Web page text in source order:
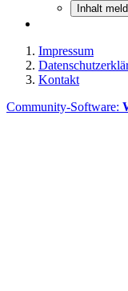
Inhalt
Impressum
Kontakt
Community-Software: